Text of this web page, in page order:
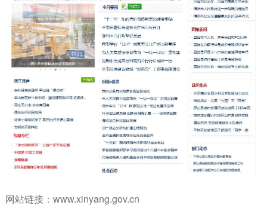
网站链接： www.xinyang.gov.cn